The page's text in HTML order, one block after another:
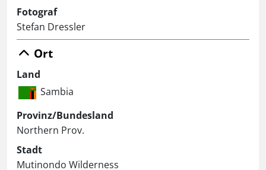
Fotograf
Stefan Dressler
Ort
Land
Sambia
Provinz/Bundesland
Northern Prov.
Stadt
Mutinondo Wilderness